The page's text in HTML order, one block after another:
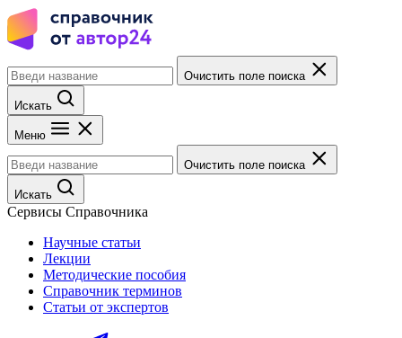
Очистить поле поиска
Искать
Меню
Очистить поле поиска
Искать
Сервисы Справочника
Научные статьи
Лекции
Методические пособия
Справочник терминов
Статьи от экспертов